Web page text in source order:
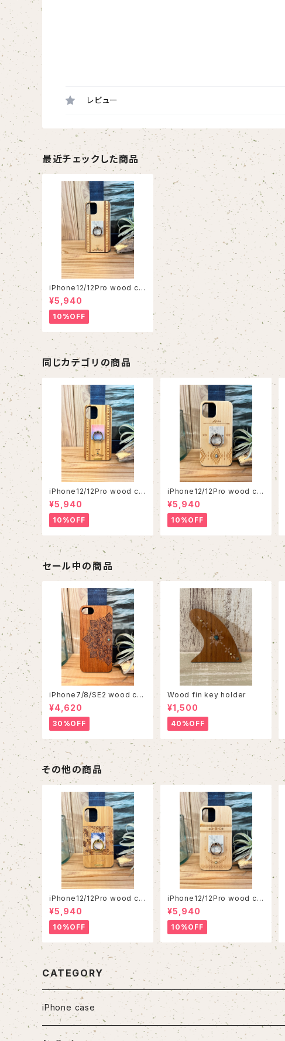
レビュー
最近チェックした商品
iPhone12/12Pro wood ca
se
¥5,940
10%OFF
同じカテゴリの商品
iPhone12/12Pro wood ca
se
¥5,940
10%OFF
iPhone12/12Pro wood ca
se
¥5,940
10%OFF
セール中の商品
iPhone7/8/SE2 wood cas
e 86
¥4,620
30%OFF
Wood fin key holder
¥1,500
40%OFF
その他の商品
iPhone12/12Pro wood ca
se
¥5,940
10%OFF
iPhone12/12Pro wood ca
se
¥5,940
10%OFF
CATEGORY
iPhone case